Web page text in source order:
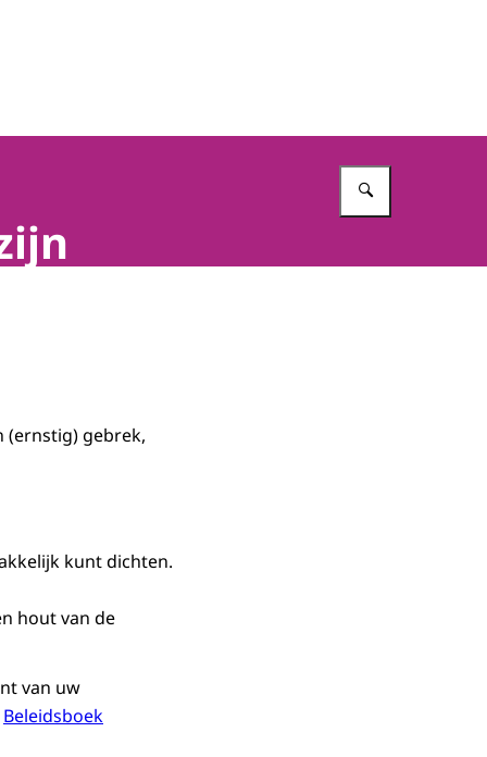
(ernstig) gebrek,
kunt dichten.
hout van de
van uw
Beleidsboek